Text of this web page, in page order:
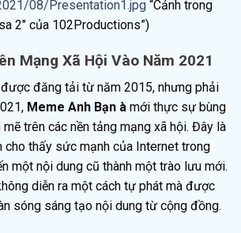
08/Presentation1.jpg “Cảnh trong
2″ của 102Productions”)
Mạng Xã Hội Vào Năm 2021
đăng tải từ năm 2015, nhưng phải
Meme Anh Bạn à mới thực sự bùng
trên các nền tảng mạng xã hội. Đây là
cho thấy sức mạnh của Internet trong
một nội dung cũ thành một trào lưu mới.
diễn ra một cách tự phát mà được
sóng sáng tạo nội dung từ cộng đồng.